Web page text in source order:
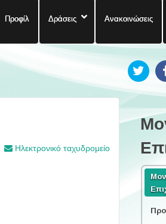
Προφίλ Δράσεις Ανακοινώσεις
Ηλεκτρονικό ταχυδρομείο